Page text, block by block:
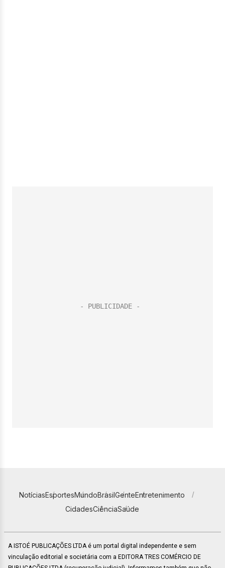
NotíciasEsportesMundoBrasilGenteEntretenimento
CidadesCiênciaSaúde
A ISTOÉ PUBLICAÇÕES LTDA é um portal digital independente e sem
vinculação editorial e societária com a EDITORA TRES COMÉRCIO DE